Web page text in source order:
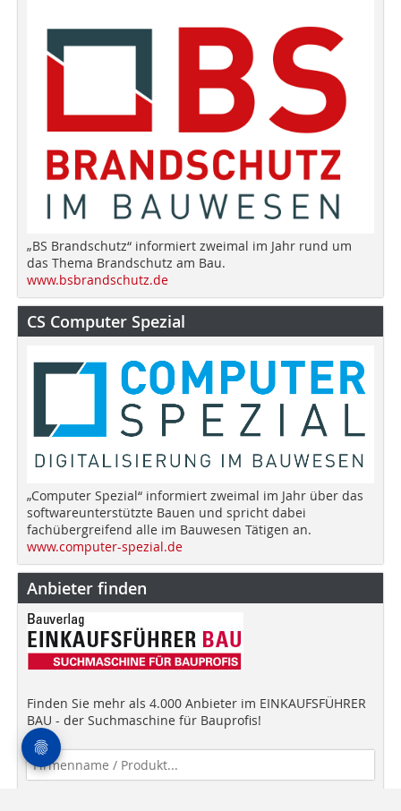
„BS Brandschutz“ informiert zweimal im Jahr rund um
das Thema Brandschutz am Bau.
www.bsbrandschutz.de
CS Computer Spezial
„Computer Spezial“ informiert zweimal im Jahr über das
softwareunterstützte Bauen und spricht dabei
fachübergreifend alle im Bauwesen Tätigen an.
www.computer-spezial.de
Anbieter finden
Finden Sie mehr als 4.000 Anbieter im EINKAUFSFÜHRER
BAU - der Suchmaschine für Bauprofis!